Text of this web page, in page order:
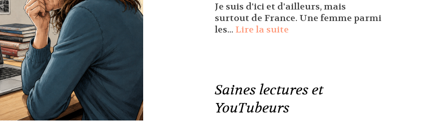
Je suis d'ici et d'ailleurs, mais
surtout de France. Une femme parmi
les... Lire la suite
Saines lectures et
YouTubeurs